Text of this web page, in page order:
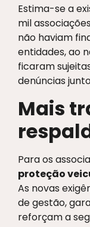
Estima-se a
mil
não haviam
entidades, ao
ficaram
denúncias junto
Mais
Para os
proteção
As novas
de gestão,
reforçam a